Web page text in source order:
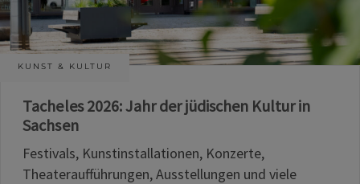
KUNST & KULTUR
Tacheles 2026: Jahr der jüdischen Kultur in
Sachsen
Festivals, Kunstinstallationen, Konzerte,
Theateraufführungen, Ausstellungen und viele